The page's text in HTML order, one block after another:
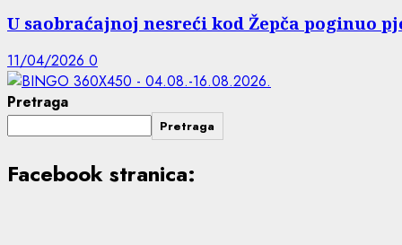
U saobraćajnoj nesreći kod Žepča poginuo
11/04/2026 0
Pretraga
Pretraga
Facebook stranica: